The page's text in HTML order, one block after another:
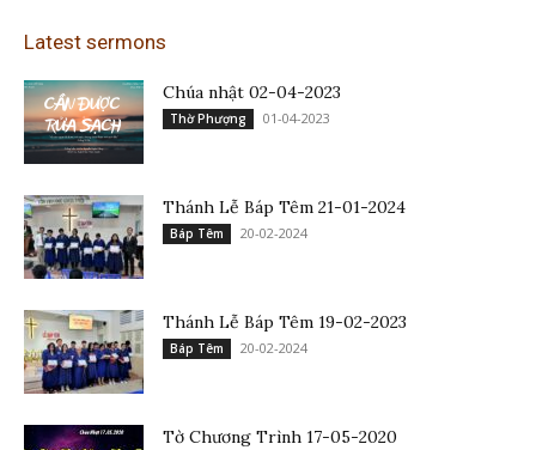
Latest sermons
Chúa nhật 02-04-2023
Thờ Phượng 01-04-2023
Thánh Lễ Báp Têm 21-01-2024
Báp Têm 20-02-2024
Thánh Lễ Báp Têm 19-02-2023
Báp Têm 20-02-2024
Tờ Chương Trình 17-05-2020